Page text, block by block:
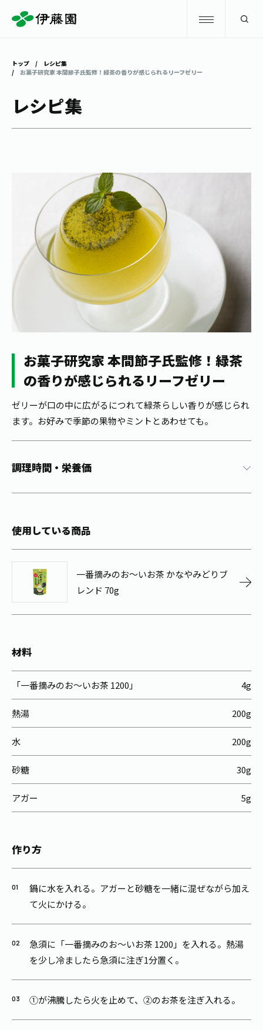
商品情報トップ
お〜いお茶
健康ミネラルむぎ茶
TULLY'S COFFEE
1日分の野菜
カテゴリーから探す
キーワードから探す
製品の原料産地
お茶を知る・楽しむ
お茶を楽しむ
お茶のいれ方
動画ギャラリー
お茶百科
茶産地育成事業
茶殻リサイクルシステム
お茶の妖精
体験・イベント
体験・イベント
見学・体験
工場見学
食育・イベント
新俳句大賞
店舗・通販
店舗・通販
店舗検索
通信販売トップ
Crazy Jasmine
お客様相談室
トップ
レシピ集
お菓子研究家 本間節子氏監修！緑茶の香りが感じられるリーフゼリー
レシピ集
お菓子研究家 本間節子氏監修！緑茶
の香りが感じられるリーフゼリー
ゼリーが口の中に広がるにつれて緑茶らしい香りが感じられ
ます。お好みで季節の果物やミントとあわせても。
調理時間・栄養価
使用している商品
一番摘みのお～いお茶 かなやみどりブ
レンド 70g
材料
「一番摘みのお～いお茶 1200」 4g
熱湯 200g
水 200g
砂糖 30g
アガー 5g
作り方
鍋に水を入れる。アガーと砂糖を一緒に混ぜながら加え
て火にかける。
急須に「一番摘みのお～いお茶 1200」を入れる。熱湯
を少し冷ましたら急須に注ぎ1分置く。
①が沸騰したら火を止めて、②のお茶を注ぎ入れる。